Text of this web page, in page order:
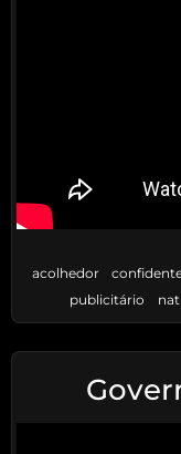
acolhedor
publicitário